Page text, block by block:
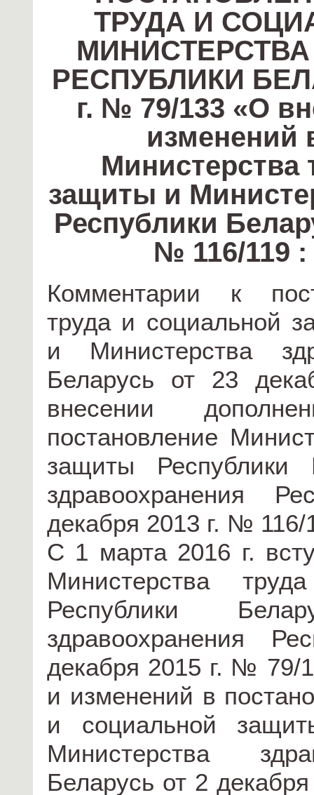
ТРУДА И
РЕСПУБЛИКИ
г. № 79/133 «О
изменений
Министерства
защиты и
Республики
№ 116/119 :
Комментарии к
труда и социальной
и Министерства
Беларусь от 23
внесении
постановление
защиты Республики
здравоохранения
декабря 2013 г. № 116/
С 1 марта 2016 г.
Министерства
Республики
здравоохранения
декабря 2015 г. № 79/
и изменений в
и социальной
Министерства
Беларусь от 2